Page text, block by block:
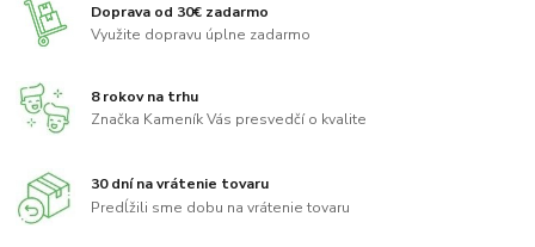
Doprava od 30€ zadarmo
Využite dopravu úplne zadarmo
8 rokov na trhu
Značka Kameník Vás presvedčí o kvalite
30 dní na vrátenie tovaru
Predĺžili sme dobu na vrátenie tovaru